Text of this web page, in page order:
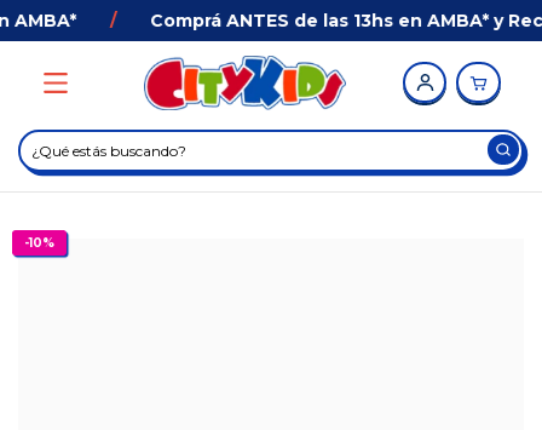
Comprá ANTES de las 13hs en AMBA* y
-10%